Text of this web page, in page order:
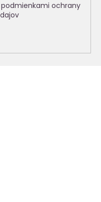
podmienkami ochrany